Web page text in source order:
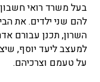
בעל משרד רואי
להם שני ילדים. את
השרון, תכנן עבורם
למעצב ליעד יוסף,
על טעמם וצרכיהם.